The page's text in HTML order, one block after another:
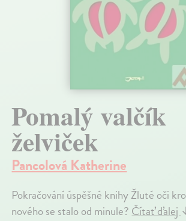
Pomalý valčík
želviček
Pancolová Katherine
Pokračování úspěšné knihy Žluté oči
nového se stalo od minule?Čítať ďalej